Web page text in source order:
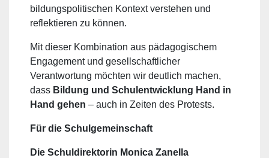
bildungspolitischen Kontext verstehen und
reflektieren zu können.
Mit dieser Kombination aus pädagogischem
Engagement und gesellschaftlicher
Verantwortung möchten wir deutlich machen,
dass Bildung und Schulentwicklung Hand in
Hand gehen – auch in Zeiten des Protests.
Für die Schulgemeinschaft
Die Schuldirektorin Monica Zanella